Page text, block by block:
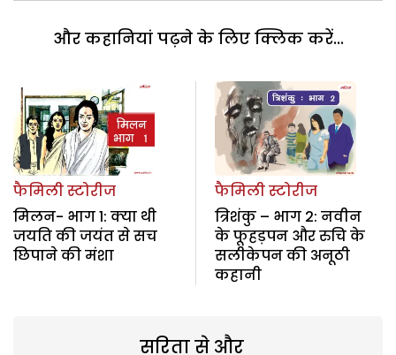
और कहानियां पढ़ने के लिए क्लिक करें...
फैमिली स्टोरीज
मिलन- भाग 1: क्या थी
जयति की जयंत से सच
छिपाने की मंशा
फैमिली स्टोरीज
त्रिशंकु – भाग 2: नवीन
के फूहड़पन और रुचि के
सलीकेपन की अनूठी
कहानी
सरिता से और